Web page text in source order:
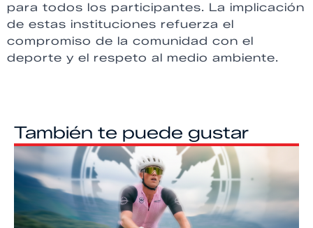
para todos los participantes. La implicación
de estas instituciones refuerza el
compromiso de la comunidad con el
deporte y el respeto al medio ambiente.
También te puede gustar